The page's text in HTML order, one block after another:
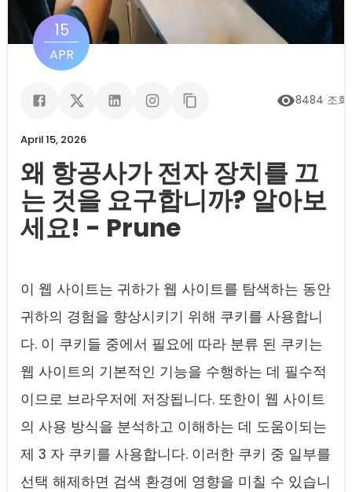
15
APR
8484 조회
April 15, 2026
왜 항공사가 전자 장치를 끄
는 것을 요구합니까? 알아보
세요! - Prune
이 웹 사이트는 귀하가 웹 사이트를 탐색하는 동안
귀하의 경험을 향상시키기 위해 쿠키를 사용합니
다. 이 쿠키들 중에서 필요에 따라 분류 된 쿠키는
웹 사이트의 기본적인 기능을 수행하는 데 필수적
이므로 브라우저에 저장됩니다. 또한이 웹 사이트
의 사용 방식을 분석하고 이해하는 데 도움이되는
제 3 자 쿠키를 사용합니다. 이러한 쿠키 중 일부를
선택 해제하면 검색 환경에 영향을 미칠 수 있습니